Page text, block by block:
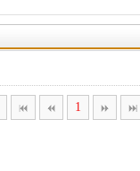
1